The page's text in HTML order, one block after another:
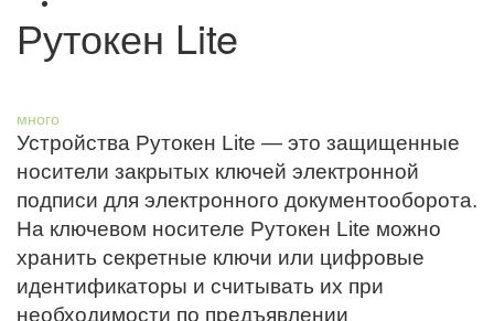
Рутокен Lite
много
Устройства Рутокен Lite — это защищенные
носители закрытых ключей электронной
подписи для электронного документооборота.
На ключевом носителе Рутокен Lite можно
хранить секретные ключи или цифровые
идентификаторы и считывать их при
необходимости по предъявлении